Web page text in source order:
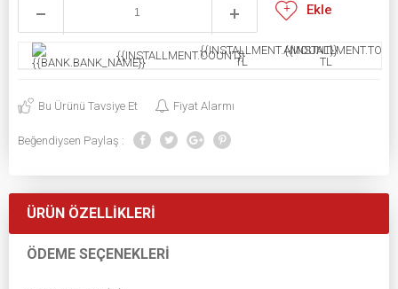
Ekle
{{INSTALLMENT.COUNT}}{{INSTALLMENT.AMOUNT}}
TL
TL
Bu Ürünü Tavsiye Et Fiyat Alarmı
Beğendiysen Paylaş :
ÜRÜN ÖZELLIKLERI
ÖDEME SEÇENEKLERI